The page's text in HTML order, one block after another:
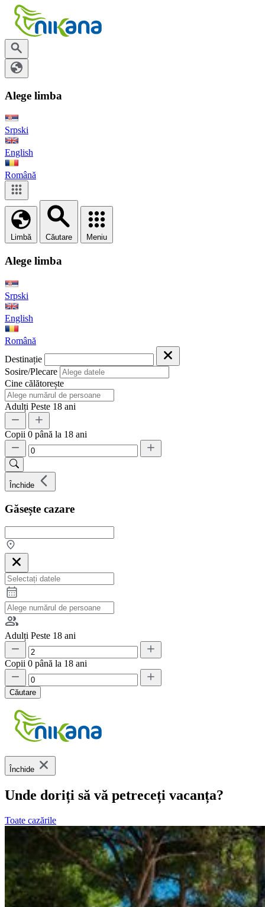
Alege limba
Srpski
English
Română
Limbă Căutare Meniu
Alege limba
Srpski
English
Română
Destinație
Sosire/Plecare
Cine călătorește
Adulți Peste 18 ani
Copii 0 până la 18 ani
Închide
Găsește cazare
Adulți Peste 18 ani
Copii 0 până la 18 ani
Căutare
Închide
Unde doriți să vă petreceți vacanța?
Toate cazările